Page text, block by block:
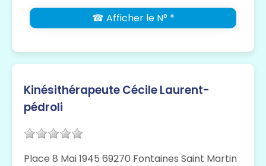
☎ Afficher le N° *
Kinésithérapeute Cécile Laurent-
pédroli
Place 8 Mai 1945 69270 Fontaines Saint Martin